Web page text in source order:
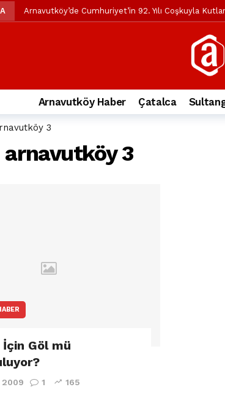
Arnavutköy’de Cumhuriyet’in 92. Yılı Coşkuyla
Özgür Özel’den Arnavutköy Belediyesi’ne ve
Arnavutköy’ün nüfusu 2024 yılında 344.868’e ulaştı
Arnavutköy Taşoluk’ta seyir halindeki otomobil alev
Arnavutköy İmrahor Mahallesi sakinleri protesto
Arnavutköy’de 29 Ekim Cumhuriyet Bayramı
Toprak kaydı: 3 hafriyat kamyonu birbirlerinin
İstanbul Havalimanı yolundaki kazada, taksideki
Arnavutköy Haber Çatalca
3
arnavutköy 3
İçin Göl mü
2009 1 165